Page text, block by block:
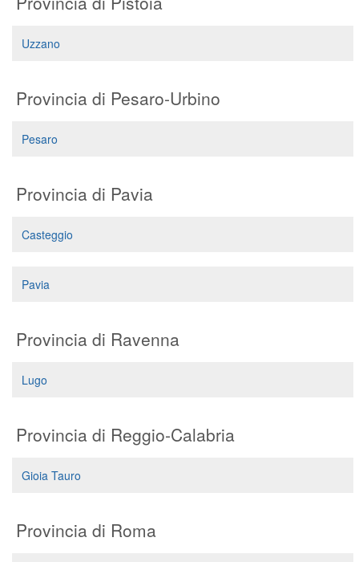
Uzzano
Provincia di Pesaro-Urbino
Pesaro
Provincia di Pavia
Casteggio
Pavia
Provincia di Ravenna
Lugo
Provincia di Reggio-Calabria
Gioia Tauro
Provincia di Roma